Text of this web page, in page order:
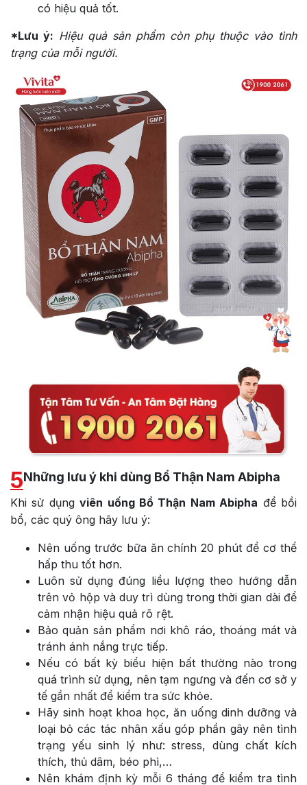
có hiệu quả tốt.
*Lưu ý: Hiệu quả sản phẩm còn phụ thuộc vào tình
trạng của mỗi người.
5Những lưu ý khi dùng Bổ Thận Nam Abipha
Khi sử dụngviên uống Bổ Thận Nam Abipha để bồi
bổ, các quý ông hãy lưu ý:
Nên uống trước bữa ăn chính 20 phút để cơ thể
hấp thu tốt hơn.
Luôn sử dụng đúng liều lượng theo hướng dẫn
trên vỏ hộp và duy trì dùng trong thời gian dài để
cảm nhận hiệu quả rõ rệt.
Bảo quản sản phẩm nơi khô ráo, thoáng mát và
tránh ánh nắng trực tiếp.
Nếu có bất kỳ biểu hiện bất thường nào trong
quá trình sử dụng, nên tạm ngưng và đến cơ sở y
tế gần nhất để kiểm tra sức khỏe.
Hãy sinh hoạt khoa học, ăn uống dinh dưỡng và
loại bỏ các tác nhân xấu góp phần gây nên tình
trạng yếu sinh lý như: stress, dùng chất kích
thích, thủ dâm, béo phì,…
Nên khám định kỳ mỗi 6 tháng để kiểm tra tình